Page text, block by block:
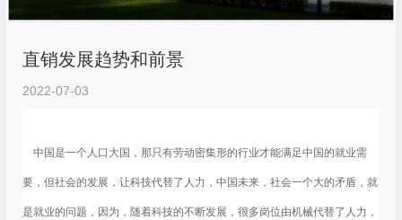
直销发展趋势和前景
2022-07-03
中国是一个人口大国，那只有劳动密集形的行业才能满足中国的就业需
要，但社会的发展，让科技代替了人力，中国未来，社会一个大的矛盾，就
是就业的问题，因为，随着科技的不断发展，很多岗位由机械代替了人力，